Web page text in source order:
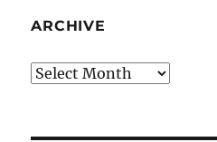
ARCHIVE
Archive